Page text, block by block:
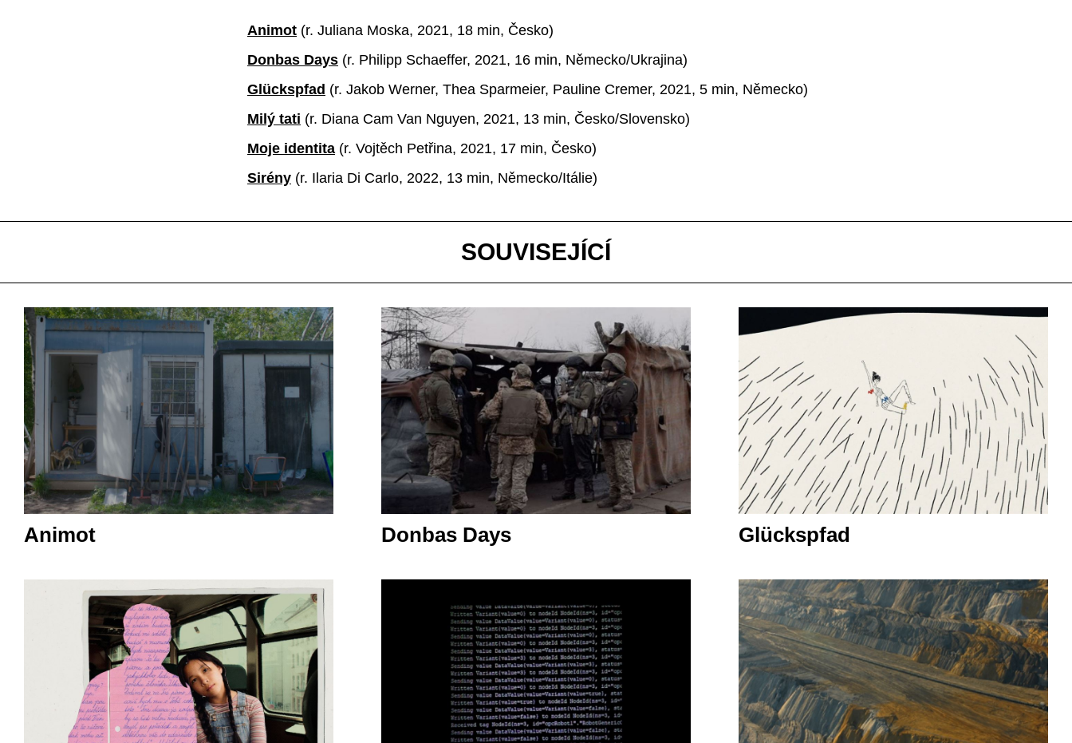
Animot (r. Juliana Moska, 2021, 18 min, Česko)
Donbas Days (r. Philipp Schaeffer, 2021, 16 min, Německo/Ukrajina)
Glückspfad (r. Jakob Werner, Thea Sparmeier, Pauline Cremer, 2021, 5 min, Německo)
Milý tati (r. Diana Cam Van Nguyen, 2021, 13 min, Česko/Slovensko)
Moje identita (r. Vojtěch Petřina, 2021, 17 min, Česko)
Sirény (r. Ilaria Di Carlo, 2022, 13 min, Německo/Itálie)
SOUVISEJÍCÍ
Animot Donbas Days Glückspfad